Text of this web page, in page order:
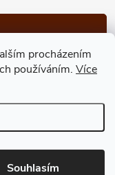
procházením
používáním. Více
Souhlasím
Bonvolo - přidej se taky
vyhrazena.